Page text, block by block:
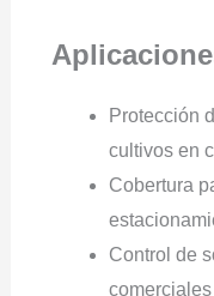
Protección
cultivos en
Cobertura
Control de